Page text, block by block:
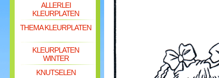
ALLERLEI
KLEURPLATEN
THEMA KLEURPLATEN
KLEURPLATEN
WINTER
KNUTSELEN